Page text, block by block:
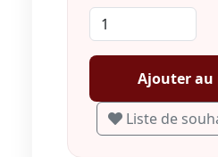
Ajouter au
Liste de